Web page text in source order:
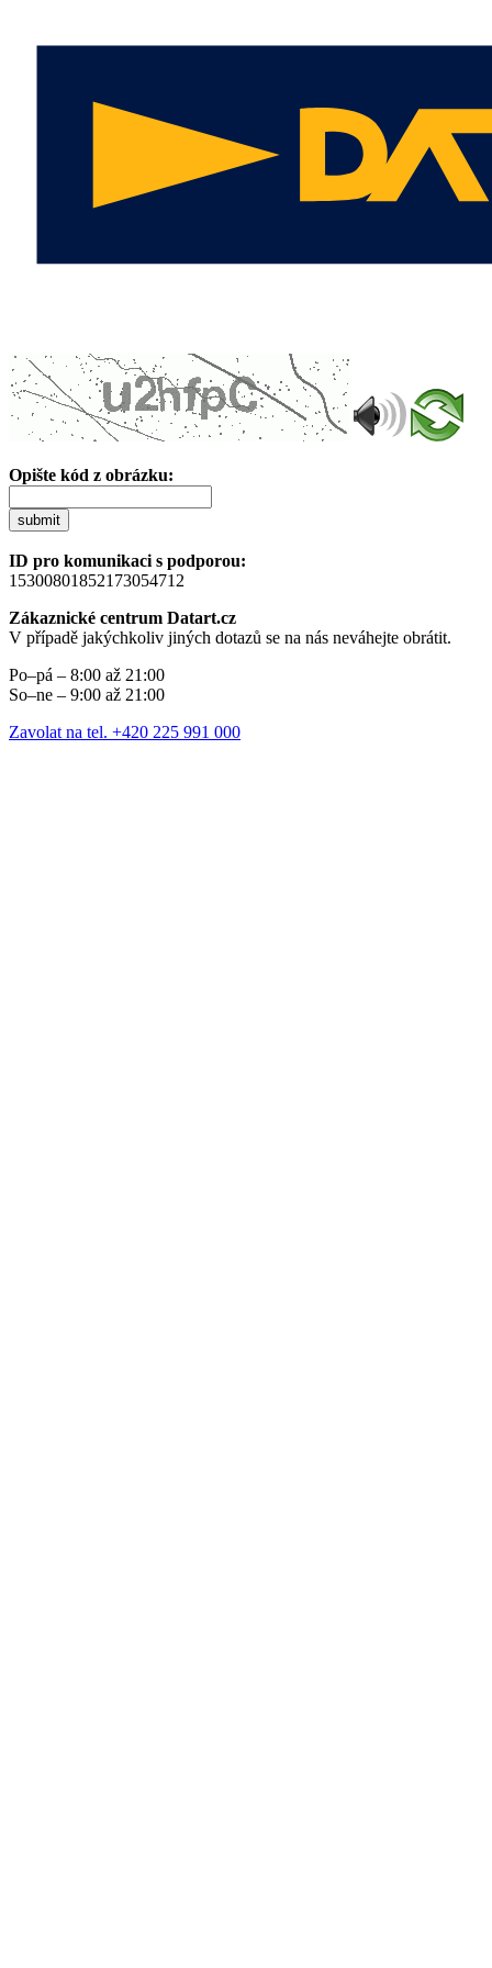
Opište kód z obrázku:
submit
ID pro komunikaci s podporou:
15300801852173054712
Zákaznické centrum Datart.cz
V případě jakýchkoliv jiných dotazů se na nás neváhejte obrátit.
Po–pá – 8:00 až 21:00
So–ne – 9:00 až 21:00
Zavolat na tel. +420 225 991 000